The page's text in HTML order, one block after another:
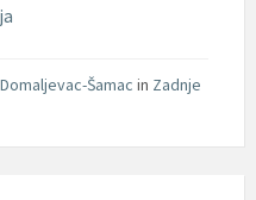
Šamac in Zadnje